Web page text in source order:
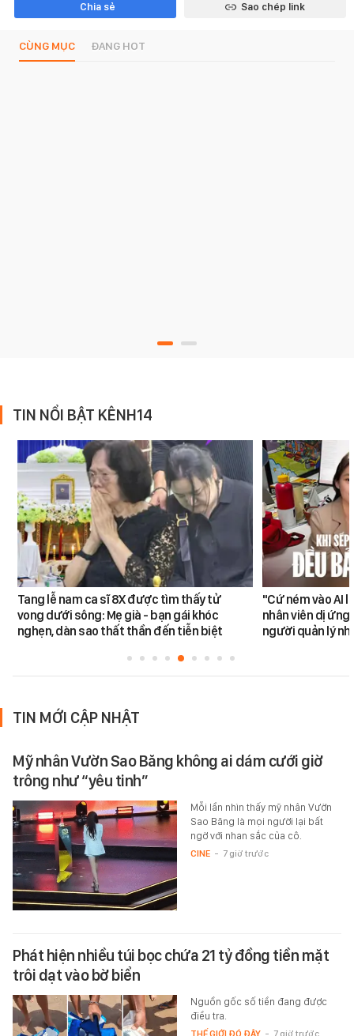
Chia sẻ Sao chép link
CÙNG MỤC ĐANG HOT
TIN NỔI BẬT KÊNH14
Tang lễ nam ca sĩ 8X được tìm thấy tử
vong dưới sông: Mẹ già - bạn gái khóc
nghẹn, dàn sao thất thần đến tiễn biệt
"Cứ ném vào AI
nhân viên dị ứng
người quản lý
TIN MỚI CẬP NHẬT
Mỹ nhân Vườn Sao Băng không ai dám cưới giờ
trông như “yêu tinh”
Mỗi lần nhìn thấy mỹ nhân Vườn
Sao Băng là mọi người lại bất
ngờ với nhan sắc của cô.
CINE - 7 giờ trước
Phát hiện nhiều túi bọc chứa 21 tỷ đồng tiền mặt
trôi dạt vào bờ biển
Nguồn gốc số tiền đang được
điều tra.
THẾ GIỚI ĐÓ ĐÂY - 7 giờ trước